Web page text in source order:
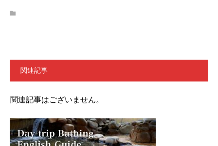
関連記事
関連記事はございません。